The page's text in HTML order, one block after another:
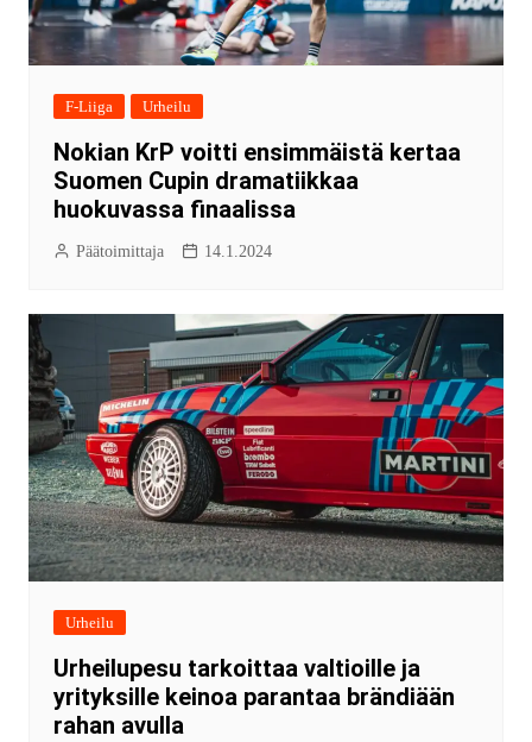
F-Liiga Urheilu
Nokian KrP voitti ensimmäistä kertaa
Suomen Cupin dramatiikkaa
huokuvassa finaalissa
Päätoimittaja 14.1.2024
Urheilu
Urheilupesu tarkoittaa valtioille ja
yrityksille keinoa parantaa brändiään
rahan avulla